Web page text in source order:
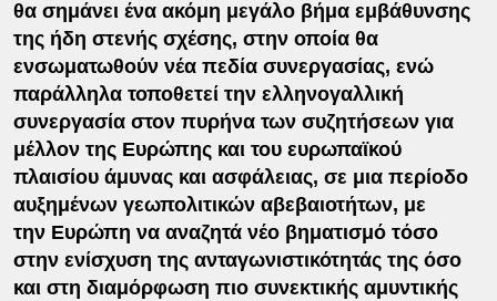
θα σημάνει ένα ακόμη μεγάλο βήμα εμβάθυνσης
της ήδη στενής σχέσης, στην οποία θα
ενσωματωθούν νέα πεδία συνεργασίας, ενώ
παράλληλα τοποθετεί την ελληνογαλλική
συνεργασία στον πυρήνα των συζητήσεων για
μέλλον της Ευρώπης και του ευρωπαϊκού
πλαισίου άμυνας και ασφάλειας, σε μια περίοδο
αυξημένων γεωπολιτικών αβεβαιοτήτων, με
την Ευρώπη να αναζητά νέο βηματισμό τόσο
στην ενίσχυση της ανταγωνιστικότητάς της όσο
και στη διαμόρφωση πιο συνεκτικής αμυντικής